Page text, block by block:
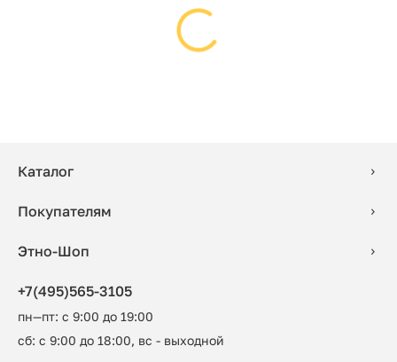
Каталог
Покупателям
Этно-Шоп
+7(495)565-3105
пн—пт: с 9:00 до 19:00
сб: с 9:00 до 18:00, вс - выходной